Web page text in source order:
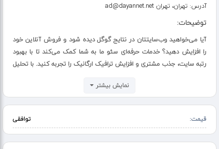
آدرس: تهران، تهران ad@dayannet.net
توضیحات:
آیا می‌خواهید وب‌سایتتان در نتایج گوگل دیده شود و فروش آنلاین خود
را افزایش دهید؟ خدمات حرفه‌ای سئو ما به شما کمک می‌کند تا با بهبود
رتبه سایت، جذب مشتری و افزایش ترافیک ارگانیک را تجربه کنید. با تحلیل
آیا به دنبال دیده شدن بیشتر در نتایج گوگل و جذب مشتریان جدید
شما کمک می‌کنیم تا رتبه وب‌سایتتان را در نتایج جستجو بهبود دهید و
ترافیک ارگانیک را افزایش دهید. با تحلیل‌های دقیق و استفاده از
نمایش بیشتر
قیمت: توافقی